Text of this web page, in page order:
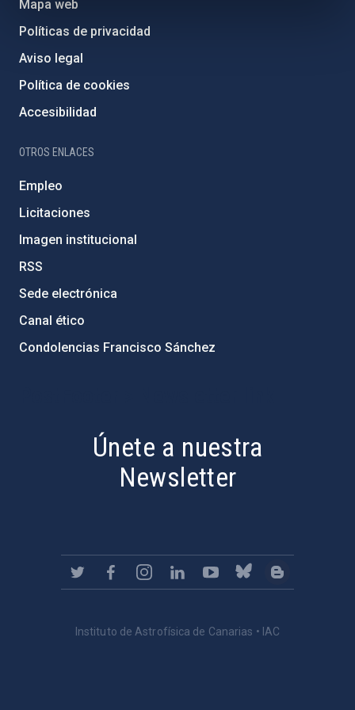
Mapa web
Políticas de privacidad
Aviso legal
Política de cookies
Accesibilidad
OTROS ENLACES
Empleo
Licitaciones
Imagen institucional
RSS
Sede electrónica
Canal ético
Condolencias Francisco Sánchez
Únete a nuestra
Newsletter
Instituto de Astrofísica de Canarias • IAC